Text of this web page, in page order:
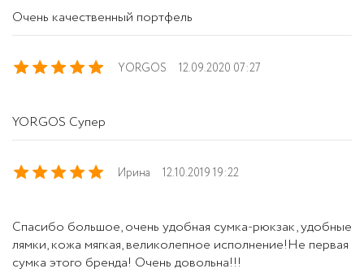
Очень качественный портфель
YORGOS 12.09.2020 07:27
YORGOS Супер
Ирина 12.10.2019 19:22
Спасибо большое, очень удобная сумка-рюкзак, удобные
лямки, кожа мягкая, великолепное исполнение!Не первая
сумка этого бренда! Очень довольна!!!